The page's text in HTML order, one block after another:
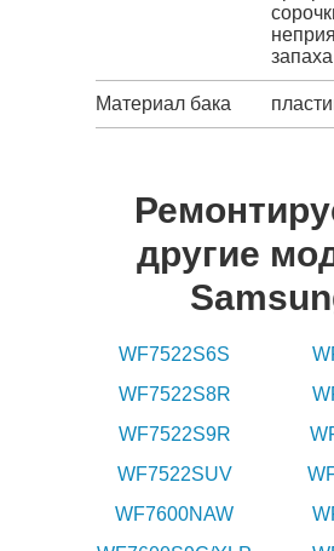
запаха
Материал бака
другие
WF7522S6S
WF7522S8R
WF7522S9R
WF7522SUV
WF7600NAW